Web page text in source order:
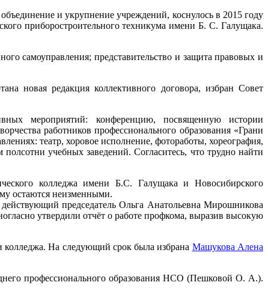
и укрупнение учреждений, коснулось в 2015 году
приборостроительного техникума имени Б. С. Галущака.
самоуправления; представительство и защита правовых и
новая редакция коллективного договора, избран Совет
мероприятий: конференцию, посвященную истории
работников профессионального образования «Грани
театр, хоровое исполнение, фотоработы, хореография,
учебных заведений. Согласитесь, что трудно найти
колледжа имени Б.С. Галущака и Новосибирского
остаются неизменными.
председатель Ольга Анатольевна Мирошникова
утвердили отчёт о работе профкома, выразив высокую
колледжа. На следующий срок была избрана Машукова Алена
профессионального образования НСО (Пешковой О. А.).